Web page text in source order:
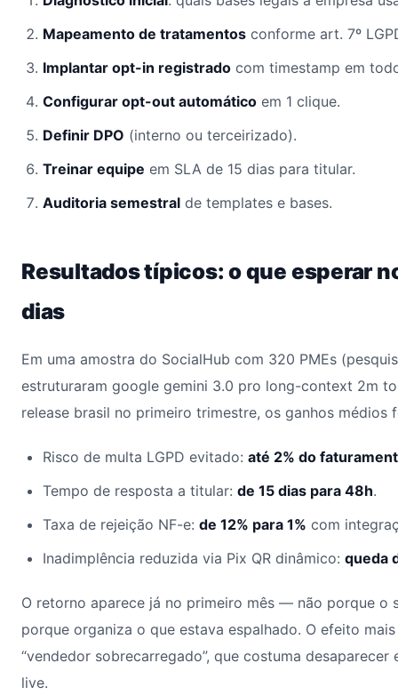
Mapeamento de tratamentos conforme art. 7º
Implantar opt-in registrado com timestamp em
Configurar opt-out automático em 1 clique.
Definir DPO (interno ou terceirizado).
Treinar equipe em SLA de 15 dias para titular.
Auditoria semestral de templates e bases.
Resultados típicos: o que esperar
dias
Em uma amostra do SocialHub com 320 PMEs
estruturaram google gemini 3.0 pro long-context 2m
release brasil no primeiro trimestre, os ganhos médios
Risco de multa LGPD evitado: até 2% do
Tempo de resposta a titular: de 15 dias para 48h.
Taxa de rejeição NF-e: de 12% para 1% com
Inadimplência reduzida via Pix QR dinâmico: queda
O retorno aparece já no primeiro mês — não porque o
porque organiza o que estava espalhado. O efeito
“vendedor sobrecarregado”, que costuma
live.